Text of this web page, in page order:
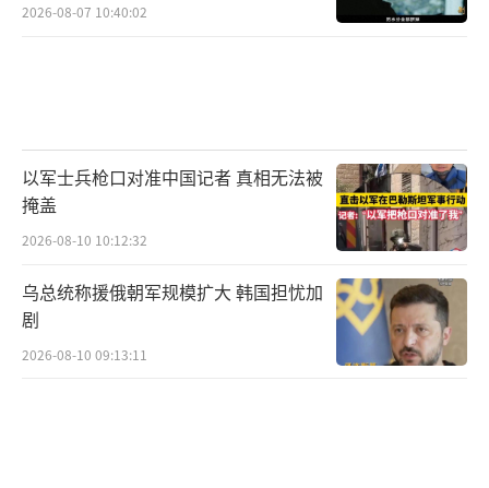
2026-08-07 10:40:02
以军士兵枪口对准中国记者 真相无法被
掩盖
2026-08-10 10:12:32
乌总统称援俄朝军规模扩大 韩国担忧加
剧
2026-08-10 09:13:11